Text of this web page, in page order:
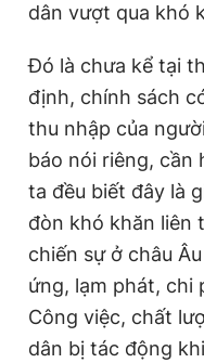
dân vượt qua khó
Đó là chưa kể tại
định, chính sách
thu nhập của
báo nói riêng, cần
ta đều biết đây là
đòn khó khăn liên
chiến sự ở châu
ứng, lạm phát, chi
Công việc, chất
dân bị tác động